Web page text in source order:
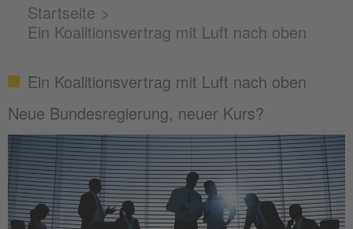
Startseite
Ein Koalitionsvertrag mit Luft nach oben
Ein Koalitionsvertrag mit Luft nach oben
Neue Bundesregierung, neuer Kurs?